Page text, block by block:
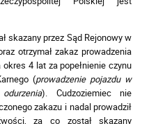
skazany przez Sąd Rejonowy w
otrzymał zakaz prowadzenia
4 lat za popełnienie czynu
(prowadzenie pojazdu w
). Cudzoziemiec nie
zakazu i nadal prowadził
za co został skazany